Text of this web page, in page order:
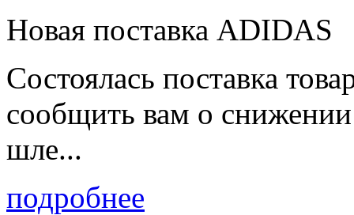
Новая поставка ADIDAS
Состоялась поставка
сообщить вам о
шле...
подробнее